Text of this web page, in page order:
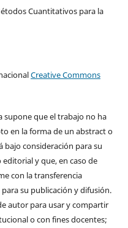
Cuantitativos para la
Creative Commons
supone que el trabajo no ha
en la forma de un abstract o
bajo consideración para su
y que, en caso de
con la transferencia
su publicación y difusión.
autor para usar y compartir
o con fines docentes;